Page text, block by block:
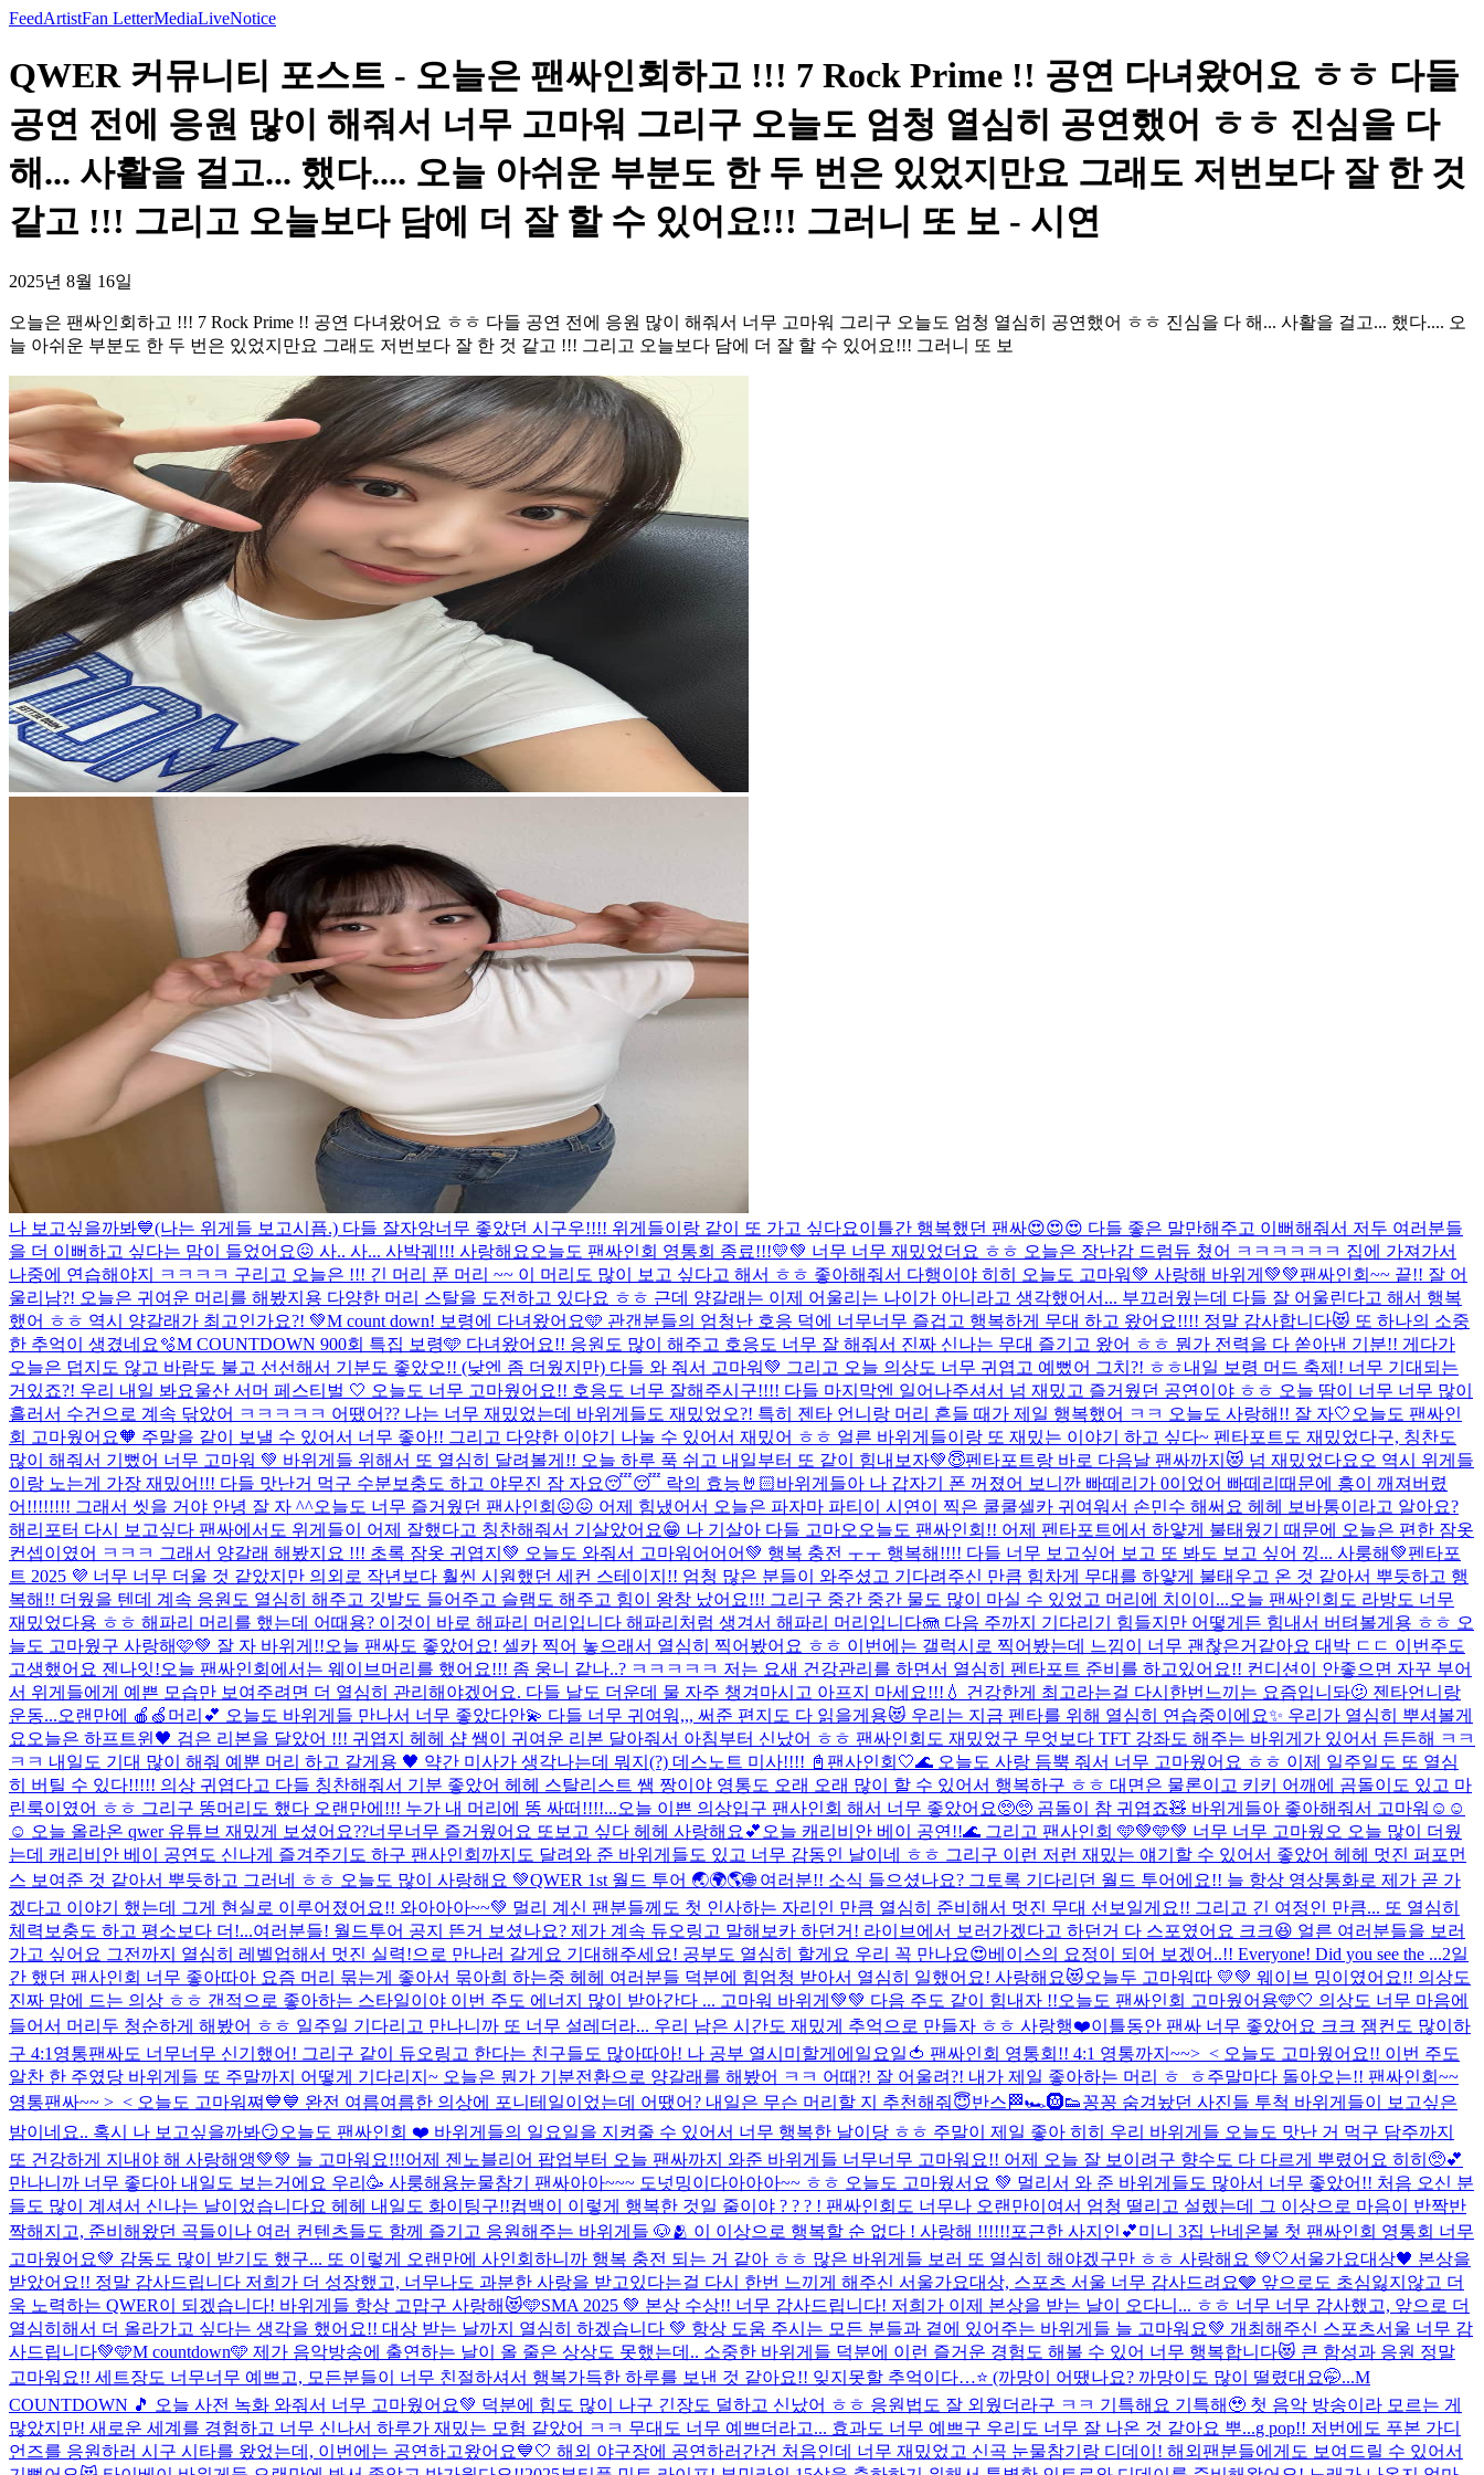
FeedArtistFan LetterMediaLiveNotice
QWER 커뮤니티 포스트 - 오늘은 팬싸인회하고 !!! 7 Rock Prime !! 공연 다녀왔어요 ㅎㅎ 다들
공연 전에 응원 많이 해줘서 너무 고마워 그리구 오늘도 엄청 열심히 공연했어 ㅎㅎ 진심을 다
해... 사활을 걸고... 했다.... 오늘 아쉬운 부분도 한 두 번은 있었지만요 그래도 저번보다 잘 한 것
같고 !!! 그리고 오늘보다 담에 더 잘 할 수 있어요!!! 그러니 또 보 - 시연
2025년 8월 16일
오늘은 팬싸인회하고 !!! 7 Rock Prime !! 공연 다녀왔어요 ㅎㅎ 다들 공연 전에 응원 많이 해줘서 너무 고마워 그리구 오늘도 엄청 열심히 공연했어 ㅎㅎ 진심을 다 해... 사활을 걸고... 했다.... 오
늘 아쉬운 부분도 한 두 번은 있었지만요 그래도 저번보다 잘 한 것 같고 !!! 그리고 오늘보다 담에 더 잘 할 수 있어요!!! 그러니 또 보
나 보고싶을까봐💙(나는 위게들 보고시픔.) 다들 잘자앙너무 좋았던 시구우!!!! 위게들이랑 같이 또 가고 싶다요이틀간 행복했던 팬싸😍😍😍 다들 좋은 말만해주고 이뻐해줘서 저두 여러분들
을 더 이뻐하고 싶다는 맘이 들었어요😖 사.. 사... 사박궤!!! 사랑해요 오늘도 팬싸인회 영통회 종료!!!💛💚 너무 너무 재밌었더요 ㅎㅎ 오늘은 장난감 드럼듀 쳤어 ㅋㅋㅋㅋㅋㅋ 집에 가져가서
나중에 연습해야지 ㅋㅋㅋㅋ 구리고 오늘은 !!! 긴 머리 푼 머리 ~~ 이 머리도 많이 보고 싶다고 해서 ㅎㅎ 좋아해줘서 다행이야 히히 오늘도 고마워💚 사랑해 바위게💚💚팬싸인회~~ 끝!! 잘 어
울리남?! 오늘은 귀여운 머리를 해봤지용 다양한 머리 스탈을 도전하고 있다요 ㅎㅎ 근데 양갈래는 이제 어울리는 나이가 아니라고 생각했어서... 부끄러웠는데 다들 잘 어울린다고 해서 행복
했어 ㅎㅎ 역시 양갈래가 최고인가요?! 💚M count down! 보령에 다녀왔어요🩵 관갠분들의 엄청난 호응 덕에 너무너무 즐겁고 행복하게 무대 하고 왔어요!!!! 정말 감사합니다😻 또 하나의 소중
한 추억이 생겼네요🫧M COUNTDOWN 900회 특집 보령🩵 다녀왔어요!! 응원도 많이 해주고 호응도 너무 잘 해줘서 진짜 신나는 무대 즐기고 왔어 ㅎㅎ 뭔가 전력을 다 쏟아낸 기분!! 게다가
오늘은 덥지도 않고 바람도 불고 선선해서 기분도 좋았오!! (낮엔 좀 더웠지만) 다들 와 줘서 고마워💚 그리고 오늘 의상도 너무 귀엽고 예뻤어 그치?! ㅎㅎ내일 보령 머드 축제! 너무 기대되는
거있죠?! 우리 내일 봐요울산 서머 페스티벌 🤍 오늘도 너무 고마웠어요!! 호응도 너무 잘해주시구!!!! 다들 마지막엔 일어나주셔서 넘 재밌고 즐거웠던 공연이야 ㅎㅎ 오늘 땀이 너무 너무 많이
흘러서 수건으로 계속 닦았어 ㅋㅋㅋㅋㅋ 어땠어?? 나는 너무 재밌었는데 바위게들도 재밌었오?! 특히 젠타 언니랑 머리 흔들 때가 제일 행복했어 ㅋㅋ 오늘도 사랑해!! 잘 자🤍 오늘도 팬싸인
회 고마웠어요🧡 주말을 같이 보낼 수 있어서 너무 좋아!! 그리고 다양한 이야기 나눌 수 있어서 재밌어 ㅎㅎ 얼른 바위게들이랑 또 재밌는 이야기 하고 싶다~ 펜타포트도 재밌었다구, 칭찬도
많이 해줘서 기뻤어 너무 고마워 💚 바위게들 위해서 또 열심히 달려볼게!! 오늘 하루 푹 쉬고 내일부터 또 같이 힘내보자💚😇펜타포트랑 바로 다음날 팬싸까지😻 넘 재밌었다요오 역시 위게들
이랑 노는게 가장 재밌어!!! 다들 맛난거 먹구 수분보충도 하고 야무진 잠 자요😴😴 락의 효능🤘🏻바위게들아 나 갑자기 폰 꺼졌어 보니깐 빠떼리가 0이었어 빠떼리때문에 흥이 깨져버렸
어!!!!!!!! 그래서 씻을 거야 안녕 잘 자 ^^오늘도 너무 즐거웠던 팬사인회😖😖 어제 힘냈어서 오늘은 파자마 파티이 시연이 찍은 쿨쿨셀카 귀여워서 손민수 해써요 헤헤 보바통이라고 알아요?
해리포터 다시 보고싶다 팬싸에서도 위게들이 어제 잘했다고 칭찬해줘서 기살았어요😁 나 기살아 다들 고마오 오늘도 팬싸인회!! 어제 펜타포트에서 하얗게 불태웠기 때문에 오늘은 편한 잠옷
컨셉이였어 ㅋㅋㅋ 그래서 양갈래 해봤지요 !!! 초록 잠옷 귀엽지💚 오늘도 와줘서 고마워어어어💚 행복 충전 ㅜㅜ 행복해!!!! 다들 너무 보고싶어 보고 또 봐도 보고 싶어 낑... 사룽해💚펜타포
트 2025 💜 너무 너무 더울 것 같았지만 의외로 작년보다 훨씬 시원했던 세컨 스테이지!! 엄청 많은 분들이 와주셨고 기다려주신 만큼 힘차게 무대를 하얗게 불태우고 온 것 같아서 뿌듯하고 행
복해!! 더웠을 텐데 계속 응원도 열심히 해주고 깃발도 들어주고 슬램도 해주고 힘이 왕창 났어요!!! 그리구 중간 중간 물도 많이 마실 수 있었고 머리에 치이이...오늘 팬싸인회도 라방도 너무
재밌었다용 ㅎㅎ 해파리 머리를 했는데 어때용? 이것이 바로 해파리 머리입니다 해파리처럼 생겨서 해파리 머리입니다🪼 다음 주까지 기다리기 힘들지만 어떻게든 힘내서 버텨볼게용 ㅎㅎ 오
늘도 고마웠구 사랑해🩷💚 잘 자 바위게!!오늘 팬싸도 좋았어요! 셀카 찍어 놓으래서 열심히 찍어봤어요 ㅎㅎ 이번에는 갤럭시로 찍어봤는데 느낌이 너무 괜찮은거같아요 대박 ㄷㄷ 이번주도
고생했어요 젠나잇!오늘 팬싸인회에서는 웨이브머리를 했어요!!! 좀 웅니 같나..? ㅋㅋㅋㅋㅋ 저는 요새 건강관리를 하면서 열심히 펜타포트 준비를 하고있어요!! 컨디션이 안좋으면 자꾸 부어
서 위게들에게 예쁜 모습만 보여주려면 더 열심히 관리해야겠어요. 다들 날도 더운데 물 자주 챙겨마시고 아프지 마세요!!!💧 건강한게 최고라는걸 다시한번느끼는 요즘입니돠🫤 젠타언니랑
운동...오랜만에 🍎🍏머리💕 오늘도 바위게들 만나서 너무 좋았다안💫 다들 너무 귀여워,,, 써준 편지도 다 읽을게용😻 우리는 지금 펜타를 위해 열심히 연습중이에요✨ 우리가 열심히 뿌셔볼게
요 오늘은 하프트윈🖤 검은 리본을 달았어 !!! 귀엽지 헤헤 샵 쌤이 귀여운 리본 달아줘서 아침부터 신났어 ㅎㅎ 팬싸인회도 재밌었구 무엇보다 TFT 강좌도 해주는 바위게가 있어서 든든해 ㅋㅋ
ㅋㅋ 내일도 기대 많이 해줘 예뿐 머리 하고 갈게용 🖤 약간 미사가 생각나는데 뭐지(?) 데스노트 미사!!!! 📓 팬사인회🤍🌊 오늘도 사랑 듬뿍 줘서 너무 고마웠어요 ㅎㅎ 이제 일주일도 또 열심
히 버틸 수 있다!!!!! 의상 귀엽다고 다들 칭찬해줘서 기분 좋았어 헤헤 스탈리스트 쌤 짱이야 영통도 오래 오래 많이 할 수 있어서 행복하구 ㅎㅎ 대면은 물론이고 키키 어깨에 곰돌이도 있고 마
린룩이였어 ㅎㅎ 그리구 똥머리도 했다 오랜만에!!! 누가 내 머리에 똥 싸떠!!!!...오늘 이쁜 의상입구 팬사인회 해서 너무 좋았어요🥺🥺 곰돌이 참 귀엽죠🧸 바위게들아 좋아해줘서 고마워☺️☺️
☺️ 오늘 올라온 qwer 유튜브 재밌게 보셨어요??너무너무 즐거웠어요 또보고 싶다 헤헤 사랑해요💕 오늘 캐리비안 베이 공연!!🌊 그리고 팬사인회 🩵💚🩵💚 너무 너무 고마웠오 오늘 많이 더웠
는데 캐리비안 베이 공연도 신나게 즐겨주기도 하구 팬사인회까지도 달려와 준 바위게들도 있고 너무 감동인 날이네 ㅎㅎ 그리구 이런 저런 재밌는 얘기할 수 있어서 좋았어 헤헤 멋진 퍼포먼
스 보여준 것 같아서 뿌듯하고 그러네 ㅎㅎ 오늘도 많이 사랑해요 💚QWER 1st 월드 투어 🌏🌍🌎🌐 여러분!! 소식 들으셨나요? 그토록 기다리던 월드 투어에요!! 늘 항상 영상통화로 제가 곧 가
겠다고 이야기 했는데 그게 현실로 이루어졌어요!! 와아아아~~💚 멀리 계신 팬분들께도 첫 인사하는 자리인 만큼 열심히 준비해서 멋진 무대 선보일게요!! 그리고 긴 여정인 만큼... 또 열심히
체력보충도 하고 평소보다 더!...여러분들! 월드투어 공지 뜬거 보셨나요? 제가 계속 듀오링고 말해보카 하던거! 라이브에서 보러가겠다고 하던거 다 스포였어요 크크😆 얼른 여러분들을 보러
가고 싶어요 그전까지 열심히 레벨업해서 멋진 실력!으로 만나러 갈게요 기대해주세요! 공부도 열심히 할게요 우리 꼭 만나요😍베이스의 요정이 되어 보겠어..!! Everyone! Did you see the ...2일
간 했던 팬사인회 너무 좋아따아 요즘 머리 묶는게 좋아서 묶아희 하는중 헤헤 여러분들 덕분에 힘엄청 받아서 열심히 일했어요! 사랑해요😻오늘두 고마워따 💛💚 웨이브 밍이였어요!! 의상도
진짜 맘에 드는 의상 ㅎㅎ 갠적으로 좋아하는 스타일이야 이번 주도 에너지 많이 받아간다 ... 고마워 바위게💚💚 다음 주도 같이 힘내자 !!오늘도 팬싸인회 고마웠어용🩵🤍 의상도 너무 마음에
들어서 머리두 청순하게 해봤어 ㅎㅎ 일주일 기다리고 만나니까 또 너무 설레더라... 우리 남은 시간도 재밌게 추억으로 만들자 ㅎㅎ 사랑행❤️이틀동안 팬싸 너무 좋았어요 크크 잼컨도 많이하
구 4:1영통팬싸도 너무너무 신기했어! 그리구 같이 듀오링고 한다는 친구들도 많아따아! 나 공부 열시미할게에 일요일🍅 팬싸인회 영통회!! 4:1 영통까지~~>_< 오늘도 고마웠어요!! 이번 주도
알찬 한 주였당 바위게들 또 주말까지 어떻게 기다리지~ 오늘은 뭔가 기분전환으로 양갈래를 해봤어 ㅋㅋ 어때?! 잘 어울려?! 내가 제일 좋아하는 머리 ㅎ_ㅎ주말마다 돌아오는!! 팬싸인회~~
영통팬싸~~ >_< 오늘도 고마워쪄💙💙 완전 여름여름한 의상에 포니테일이었는데 어땠어? 내일은 무슨 머리할 지 추천해줘😇반스🏁🏎️🛞👟꽁꽁 숨겨놨던 사진들 투척 바위게들이 보고싶은
밤이네요.. 혹시 나 보고싶을까봐😏오늘도 팬싸인회 ❤️ 바위게들의 일요일을 지켜줄 수 있어서 너무 행복한 날이당 ㅎㅎ 주말이 제일 좋아 히히 우리 바위게들 오늘도 맛난 거 먹구 담주까지
또 건강하게 지내야 해 사랑해앵💚💚 늘 고마워요!!!어제 젠노블리어 팝업부터 오늘 팬싸까지 와준 바위게들 너무너무 고마워요!! 어제 오늘 잘 보이려구 향수도 다 다르게 뿌렸어요 히히🥺💕
만나니까 너무 좋다아 내일도 보는거에요 우리🥳 사룽해용눈물참기 팬싸아아~~~ 도넛밍이다아아아~~ ㅎㅎ 오늘도 고마웠서요 💚 멀리서 와 준 바위게들도 많아서 너무 좋았어!! 처음 오신 분
들도 많이 계셔서 신나는 날이었습니다요 헤헤 내일도 화이팅구!!컴백이 이렇게 행복한 것일 줄이야 ? ? ? ! 팬싸인회도 너무나 오랜만이여서 엄청 떨리고 설렜는데 그 이상으로 마음이 반짝반
짝해지고, 준비해왔던 곡들이나 여러 컨텐츠들도 함께 즐기고 응원해주는 바위게들 🐶🫂 이 이상으로 행복할 순 없다 ! 사랑해 !!!!!!포근한 사지인💕미니 3집 난네온불 첫 팬싸인회 영통회 너무
고마웠어요💚 감동도 많이 받기도 했구... 또 이렇게 오랜만에 사인회하니까 행복 충전 되는 거 같아 ㅎㅎ 많은 바위게들 보러 또 열심히 해야겠구만 ㅎㅎ 사랑해요 💚🤍서울가요대상🖤 본상을
받았어요!! 정말 감사드립니다 저희가 더 성장했고, 너무나도 과분한 사랑을 받고있다는걸 다시 한번 느끼게 해주신 서울가요대상, 스포츠 서울 너무 감사드려요🩶 앞으로도 초심잃지않고 더
욱 노력하는 QWER이 되겠습니다! 바위게들 항상 고맙구 사랑해😻🩵SMA 2025 💚 본상 수상!! 너무 감사드립니다! 저희가 이제 본상을 받는 날이 오다니... ㅎㅎ 너무 너무 감사했고, 앞으로 더
열심히해서 더 올라가고 싶다는 생각을 했어요!! 대상 받는 날까지 열심히 하겠습니다 💚 항상 도움 주시는 모든 분들과 곁에 있어주는 바위게들 늘 고마워요💚 개최해주신 스포츠서울 너무 감
사드립니다💚🩵M countdown🩵 제가 음악방송에 출연하는 날이 올 줄은 상상도 못했는데.. 소중한 바위게들 덕분에 이런 즐거운 경험도 해볼 수 있어 너무 행복합니다😻 큰 함성과 응원 정말
고마워요!! 세트장도 너무너무 예쁘고, 모든분들이 너무 친절하셔서 행복가득한 하루를 보낸 것 같아요!! 잊지못할 추억이다…⭐️ (까망이 어땠나요? 까망이도 많이 떨렸대요🤭...M
COUNTDOWN 🎵 오늘 사전 녹화 와줘서 너무 고마웠어요💚 덕분에 힘도 많이 나구 긴장도 덜하고 신났어 ㅎㅎ 응원법도 잘 외웠더라구 ㅋㅋ 기특해요 기특해🥹 첫 음악 방송이라 모르는 게
많았지만! 새로운 세계를 경험하고 너무 신나서 하루가 재밌는 모험 같았어 ㅋㅋ 무대도 너무 예쁘더라고... 효과도 너무 예쁘구 우리도 너무 잘 나온 것 같아요 뿌...g pop!! 저번에도 푸본 가디
언즈를 응원하러 시구 시타를 왔었는데, 이번에는 공연하고왔어요💙🤍 해외 야구장에 공연하러간건 처음인데 너무 재밌었고 신곡 눈물참기랑 디데이! 해외팬분들에게도 보여드릴 수 있어서